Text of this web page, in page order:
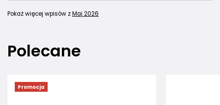
Pokaż więcej wpisów zMaj 2026
Polecane
Promocja